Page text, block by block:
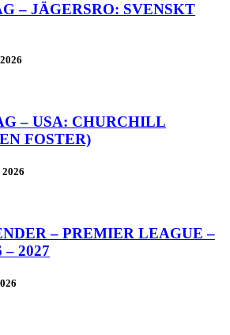
– JÄGERSRO: SVENSKT
– USA: CHURCHILL
FOSTER)
– PREMIER LEAGUE –
– 2027